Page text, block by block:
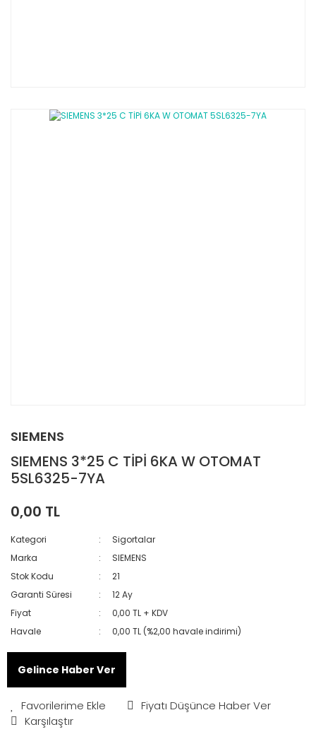
SIEMENS
SIEMENS 3*25 C TİPİ 6KA W OTOMAT
5SL6325-7YA
0,00 TL
Kategori
Sigortalar
Marka
SIEMENS
Stok Kodu
21
Garanti Süresi
12 Ay
Fiyat
0,00 TL + KDV
Havale
0,00 TL (%2,00 havale indirimi)
Gelince Haber Ver
Fiyatı Düşünce Haber Ver
Karşılaştır